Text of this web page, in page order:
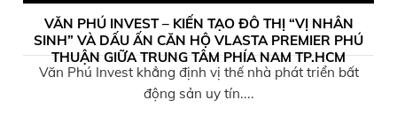
VĂN PHÚ INVEST – KIẾN TẠO ĐÔ THỊ “VỊ NHÂN
SINH” VÀ DẤU ẤN CĂN HỘ VLASTA PREMIER PHÚ
THUẬN GIỮA TRUNG TÂM PHÍA NAM TP.HCM
Văn Phú Invest khẳng định vị thế nhà phát triển bất
động sản uy tín....